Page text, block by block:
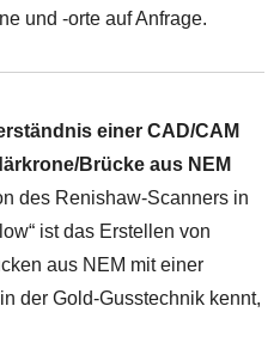
und -orte auf Anfrage.
einer CAD/CAM
Brücke aus NEM
des Renishaw-Scanners in
ist das Erstellen von
aus NEM mit einer
der Gold-Gusstechnik kennt,